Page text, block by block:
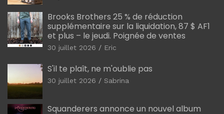
Brooks Brothers 25 % de réduction
supplémentaire sur la liquidation, 87 $ AF1
et plus – le jeudi. Poignée de ventes
30 juillet 2026 Eric
S'il te plaît, ne m'oublie pas
30 juillet 2026 Sabrina
Squanderers annonce un nouvel album